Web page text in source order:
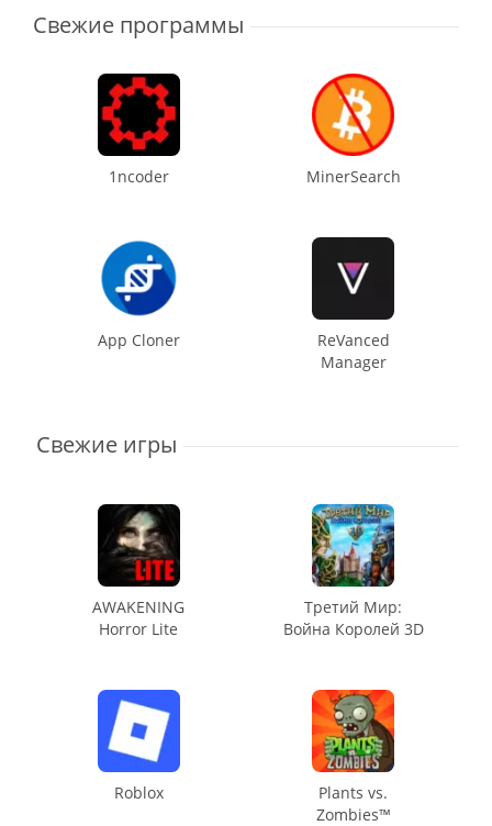
Свежие программы
1ncoder MinerSearch
App Cloner
ReVanced
Manager
Свежие игры
AWAKENING
Horror Lite
Третий Мир:
Война Королей 3D
Roblox
Plants vs.
Zombies™